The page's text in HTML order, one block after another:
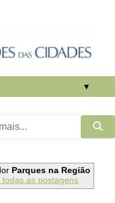
▼
Parques na Região
todas as postagens